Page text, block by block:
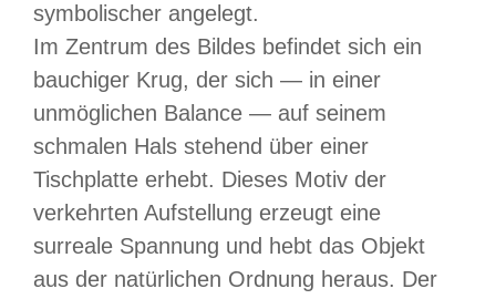
symbolischer angelegt.
Im Zentrum des Bildes befindet sich ein
bauchiger Krug, der sich — in einer
unmöglichen Balance — auf seinem
schmalen Hals stehend über einer
Tischplatte erhebt. Dieses Motiv der
verkehrten Aufstellung erzeugt eine
surreale Spannung und hebt das Objekt
aus der natürlichen Ordnung heraus. Der